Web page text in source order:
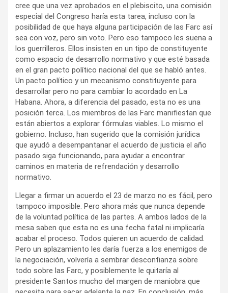
cree que una vez aprobados en el plebiscito, una comisión
especial del Congreso haría esta tarea, incluso con la
posibilidad de que haya alguna participación de las Farc así
sea con voz, pero sin voto. Pero eso tampoco les suena a
los guerrilleros. Ellos insisten en un tipo de constituyente
como espacio de desarrollo normativo y que esté basada
en el gran pacto político nacional del que se habló antes.
Un pacto político y un mecanismo constituyente para
desarrollar pero no para cambiar lo acordado en La
Habana. Ahora, a diferencia del pasado, esta no es una
posición terca. Los miembros de las Farc manifiestan que
están abiertos a explorar fórmulas viables. Lo mismo el
gobierno. Incluso, han sugerido que la comisión jurídica
que ayudó a desempantanar el acuerdo de justicia el año
pasado siga funcionando, para ayudar a encontrar
caminos en materia de refrendación y desarrollo
normativo.
Llegar a firmar un acuerdo el 23 de marzo no es fácil, pero
tampoco imposible. Pero ahora más que nunca depende
de la voluntad política de las partes. A ambos lados de la
mesa saben que esta no es una fecha fatal ni implicaría
acabar el proceso. Todos quieren un acuerdo de calidad.
Pero un aplazamiento les daría fuerza a los enemigos de
la negociación, volvería a sembrar desconfianza sobre
todo sobre las Farc, y posiblemente le quitaría al
presidente Santos mucho del margen de maniobra que